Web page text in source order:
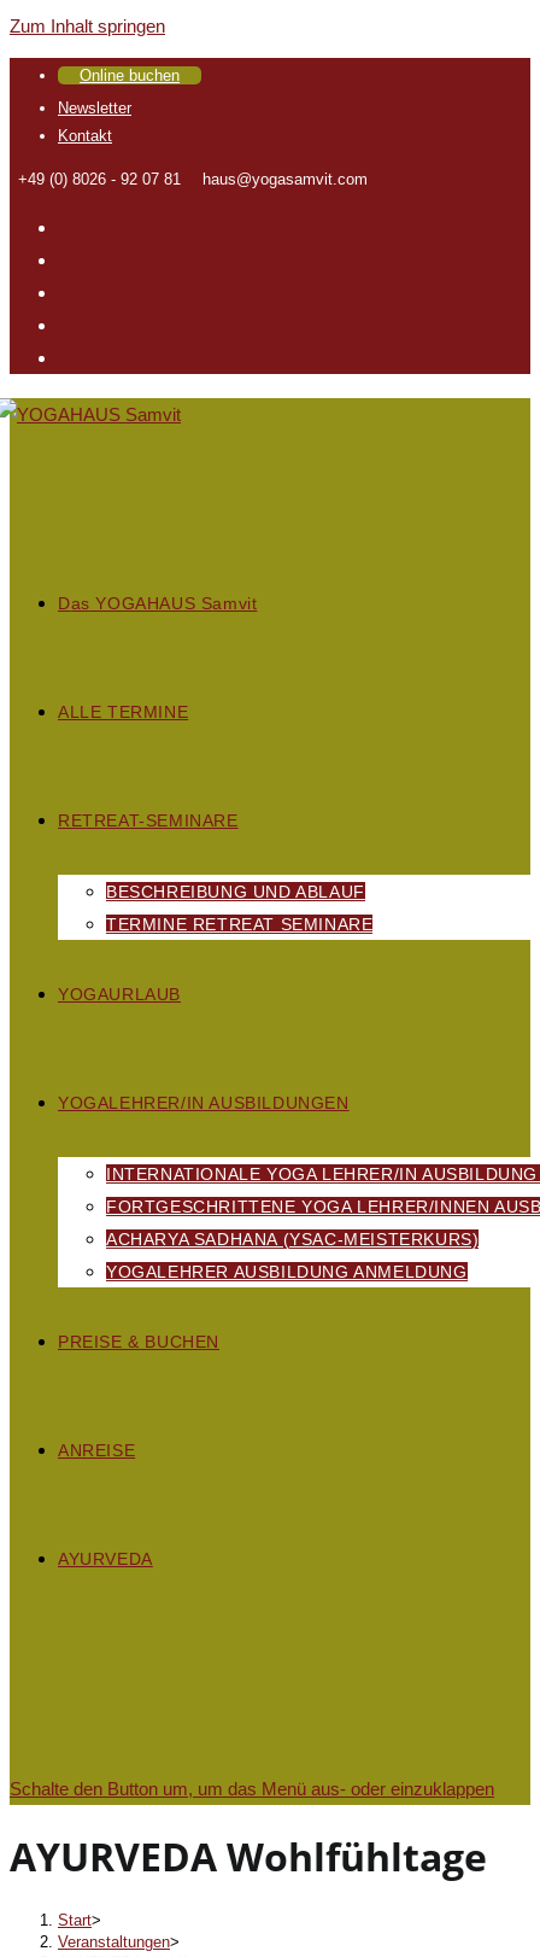
Zum Inhalt springen
Online buchen
Newsletter
Kontakt
+49 (0) 8026 - 92 07 81 haus@yogasamvit.com
Das YOGAHAUS Samvit
ALLE TERMINE
RETREAT-SEMINARE
BESCHREIBUNG UND ABLAUF
TERMINE RETREAT SEMINARE
YOGAURLAUB
YOGALEHRER/IN AUSBILDUNGEN
INTERNATIONALE YOGA LEHRER/IN
FORTGESCHRITTENE YOGA LEHRER/INNEN
ACHARYA SADHANA (YSAC-MEISTERKURS)
YOGALEHRER AUSBILDUNG ANMELDUNG
PREISE & BUCHEN
ANREISE
AYURVEDA
Schalte den Button um, um das Menü aus- oder einzuklappen
AYURVEDA Wohlfühltage
Start>
Veranstaltungen>